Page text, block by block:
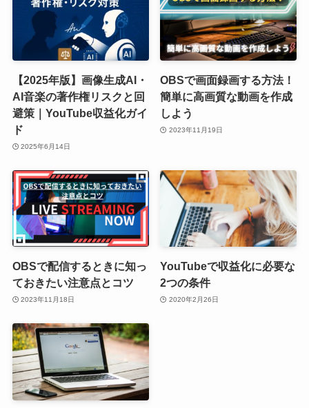
【2025年版】画像生成AI・
AI音楽の著作権リスクと回
避策｜YouTube収益化ガイ
ド
2025年6月14日
OBSで画面録画する方法！
簡単に高画質な動画を作成
しよう
2023年11月19日
OBSで配信するときに知っ
ておきたい注意点とコツ
2023年11月18日
YouTubeで収益化に必要な
2つの条件
2020年2月26日